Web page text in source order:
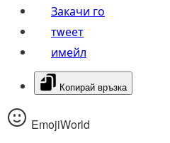
Закачи го
тwеет
имейл
Копирай връзка
EmojiWorld